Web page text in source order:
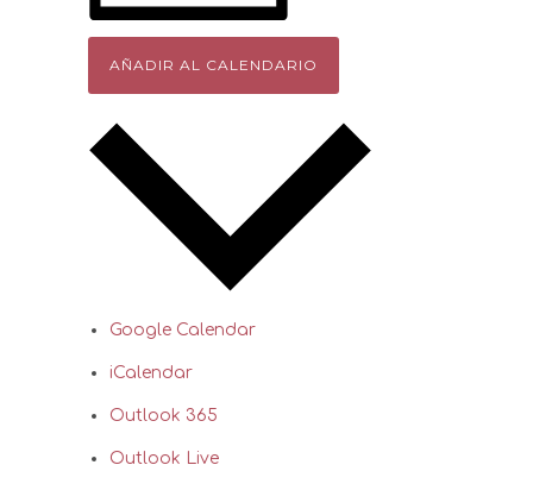
AÑADIR AL CALENDARIO
Google Calendar
iCalendar
Outlook 365
Outlook Live